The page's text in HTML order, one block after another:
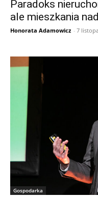
Paradoks
ale mieszkania
Honorata Adamowicz - 7
Gospodarka